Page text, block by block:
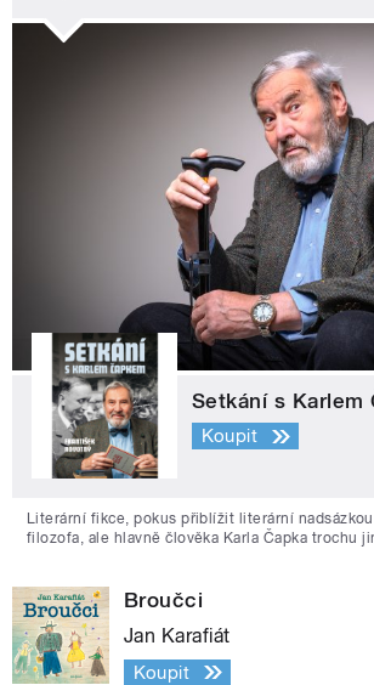
Setkání s Karlem
Koupit
Literární fikce, pokus přiblížit literární nadsázkou
filozofa, ale hlavně člověka Karla Čapka trochu
Broučci
Jan Karafiát
Koupit